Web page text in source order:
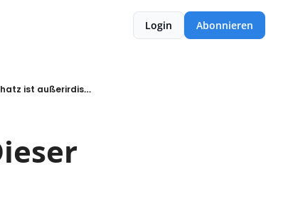
Login Abonnieren
Schockierend: Kinder vertrauen Robotern mehr als Menschen. Dieser 3.000 Jahre alte Schatz ist außerirdisch. Und eine ungewöhnliche Zutat, die Schokolade gesünder und nachhaltiger macht.